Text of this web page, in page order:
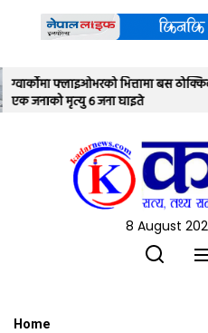
content
देउवा पक्षयले
आज सर्वोच्च
8 August
Home